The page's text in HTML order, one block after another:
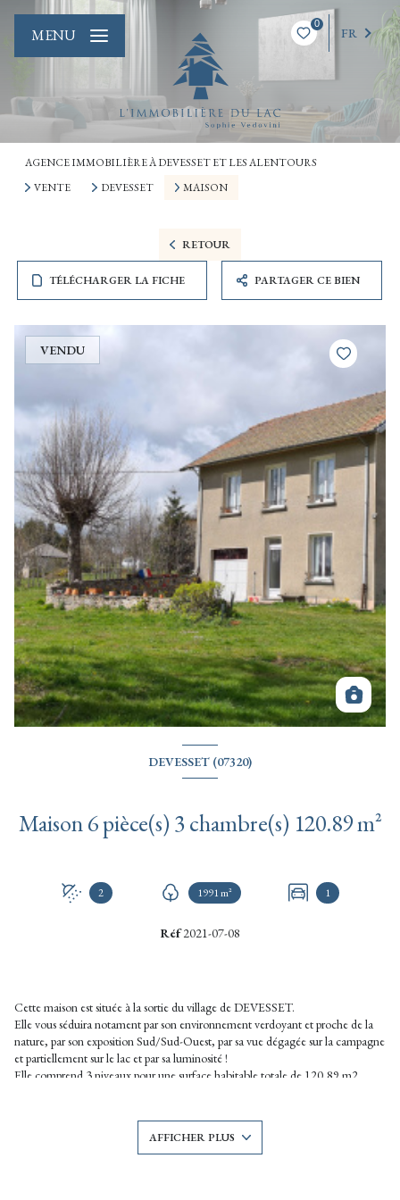
0
FR
MENU
AGENCE IMMOBILIÈRE À DEVESSET ET LES ALENTOURS
VENTE
DEVESSET MAISON
RETOUR
TÉLÉCHARGER LA FICHE PARTAGER CE BIEN
VENDU
DEVESSET (07320)
Maison 6 pièce(s) 3 chambre(s) 120.89 m²
2 1991 m² 1
Réf2021-07-08
Cette maison est située à la sortie du village de DEVESSET.
Elle vous séduira notament par son environnement verdoyant et proche de la
nature, par son exposition Sud/Sud-Ouest, par sa vue dégagée sur la campagne
et partiellement sur le lac et par sa luminosité !
Elle comprend 3 niveaux pour une surface habitable totale de 120,89 m2
pièce principale (espace cuisine ouvert sur la salle-à-manger). A côté, une pièce
à usage actuellement de garage/remise pourrait être aménagée en salon.
En demi-niveau, on trouve un wc.
AFFICHER PLUS